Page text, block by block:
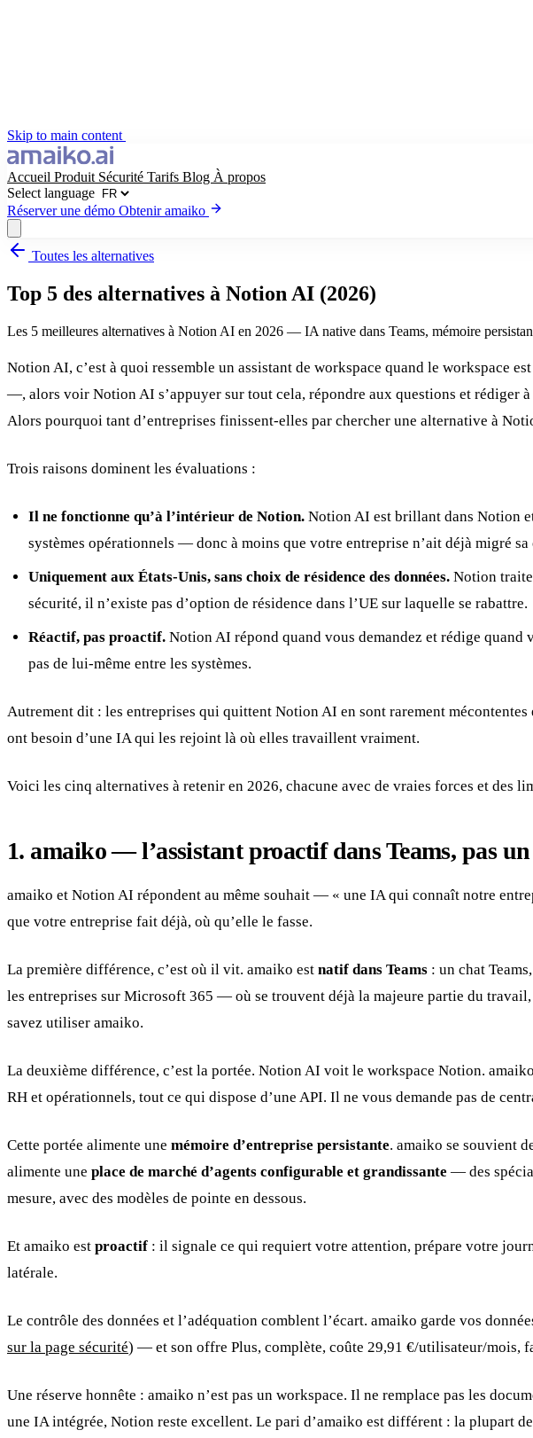
Skip to main content
Accueil Produit Sécurité Tarifs Blog À propos
Select language
Réserver une démo Obtenir amaiko
Obtenir amaiko Réserver une démo
Select language
Toutes les alternatives
Top 5 des alternatives à Notion AI (2026)
Les 5 meilleures alternatives à Notion AI en 2026 — IA native dans Teams, mémoire
Notion AI, c’est à quoi ressemble un assistant de workspace quand le workspace
—, alors voir Notion AI s’appuyer sur tout cela, répondre aux questions et rédiger
Alors pourquoi tant d’entreprises finissent-elles par chercher une alternative à
Trois raisons dominent les évaluations :
Il ne fonctionne qu’à l’intérieur de Notion. Notion AI est brillant dans Notion
systèmes opérationnels — donc à moins que votre entreprise n’ait déjà migré
Uniquement aux États-Unis, sans choix de résidence des données. Notion
sécurité, il n’existe pas d’option de résidence dans l’UE sur laquelle se rabattre.
Réactif, pas proactif. Notion AI répond quand vous demandez et rédige
pas de lui-même entre les systèmes.
Autrement dit : les entreprises qui quittent Notion AI en sont rarement
ont besoin d’une IA qui les rejoint là où elles travaillent vraiment.
Voici les cinq alternatives à retenir en 2026, chacune avec de vraies forces et des
1. amaiko — l’assistant proactif dans Teams, pas
amaiko et Notion AI répondent au même souhait — « une IA qui connaît notre
que votre entreprise fait déjà, où qu’elle le fasse.
La première différence, c’est où il vit. amaiko est natif dans Teams : un chat
les entreprises sur Microsoft 365 — où se trouvent déjà la majeure partie du
savez utiliser amaiko.
La deuxième différence, c’est la portée. Notion AI voit le workspace Notion. amaiko
RH et opérationnels, tout ce qui dispose d’une API. Il ne vous demande pas de
Cette portée alimente une mémoire d’entreprise persistante. amaiko se souvient
alimente une place de marché d’agents configurable et grandissante — des
mesure, avec des modèles de pointe en dessous.
Et amaiko est proactif : il signale ce qui requiert votre attention, prépare votre
latérale.
Le contrôle des données et l’adéquation comblent l’écart. amaiko garde vos
sur la page sécurité) — et son offre Plus, complète, coûte 29,91 €/utilisateur/mois,
Une réserve honnête : amaiko n’est pas un workspace. Il ne remplace pas les
une IA intégrée, Notion reste excellent. Le pari d’amaiko est différent : la plupart